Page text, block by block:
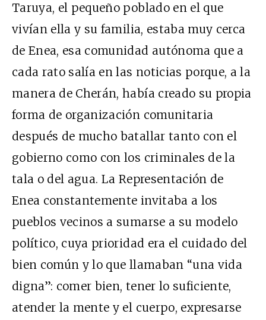
Taruya, el pequeño poblado en el que
vivían ella y su familia, estaba muy cerca
de Enea, esa comunidad autónoma que a
cada rato salía en las noticias porque, a la
manera de Cherán, había creado su propia
forma de organización comunitaria
después de mucho batallar tanto con el
gobierno como con los criminales de la
tala o del agua. La Representación de
Enea constantemente invitaba a los
pueblos vecinos a sumarse a su modelo
político, cuya prioridad era el cuidado del
bien común y lo que llamaban “una vida
digna”: comer bien, tener lo suficiente,
atender la mente y el cuerpo, expresarse